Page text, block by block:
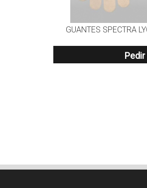
GUANTES SPECTRA
Pedir